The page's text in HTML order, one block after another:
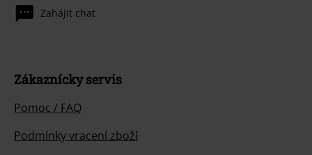
Zahájit chat
Zákaznícky servis
Pomoc / FAQ
Podmínky vracení zboží